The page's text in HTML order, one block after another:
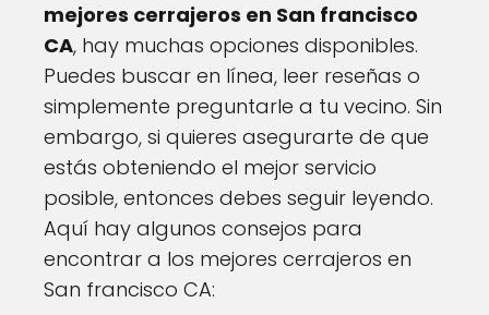
mejores cerrajeros en San francisco
CA, hay muchas opciones disponibles.
Puedes buscar en línea, leer reseñas o
simplemente preguntarle a tu vecino. Sin
embargo, si quieres asegurarte de que
estás obteniendo el mejor servicio
posible, entonces debes seguir leyendo.
Aquí hay algunos consejos para
encontrar a los mejores cerrajeros en
San francisco CA: